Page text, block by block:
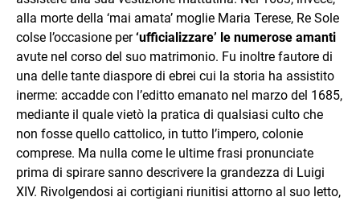
alla morte della ‘mai amata’ moglie Maria Terese, Re Sole
colse l’occasione per‘ufficializzare’ le numerose amanti
avute nel corso del suo matrimonio. Fu inoltre fautore di
una delle tante diaspore di ebrei cui la storia ha assistito
inerme: accadde con l’editto emanato nel marzo del 1685,
mediante il quale vietò la pratica di qualsiasi culto che
non fosse quello cattolico, in tutto l’impero, colonie
comprese. Ma nulla come le ultime frasi pronunciate
prima di spirare sanno descrivere la grandezza di Luigi
XIV. Rivolgendosi ai cortigiani riunitisi attorno al suo letto,